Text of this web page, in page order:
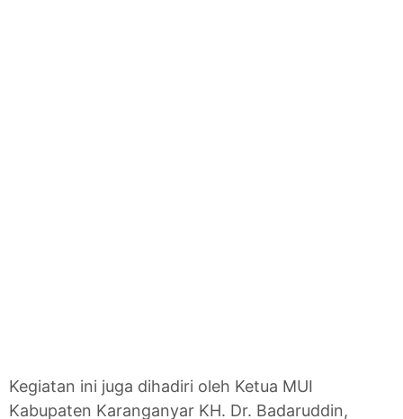
Kegiatan ini juga dihadiri oleh Ketua MUI
Kabupaten Karanganyar KH. Dr. Badaruddin,